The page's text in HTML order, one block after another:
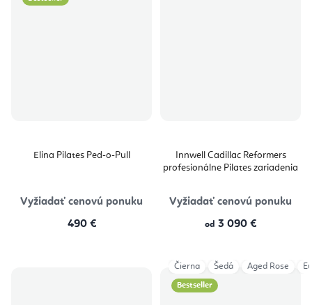
Elina Pilates Ped-o-Pull
Vyžiadať cenovú ponuku
490 €
Innwell Cadillac Reformers
profesionálne Pilates zariadenia
Vyžiadať cenovú ponuku
od 3 090 €
Bestseller
Čierna Šedá Aged Rose